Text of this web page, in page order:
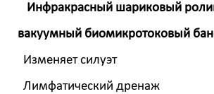
Инфракрасный шариковый
вакуумный биомикротоковый
Изменяет силуэт
Лимфатический дренаж